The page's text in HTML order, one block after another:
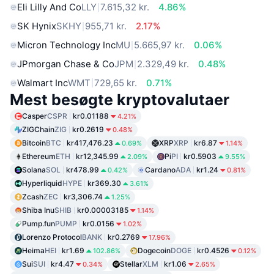
Eli Lilly And CoLLY 7.615,32 kr.
4.86%
SK HynixSKHY 955,71 kr.
2.17%
Micron Technology IncMU 5.665,97 kr.
0.06%
JPmorgan Chase & CoJPM 2.329,49 kr.
0.48%
Walmart IncWMT 729,65 kr. 0.71%
Mest besøgte kryptovalutaer
CasperCSPR kr0.01188 4.21%
ZIGChainZIG kr0.2619 0.48%
BitcoinBTC kr417,476.23 0.69% XRPXRP kr6.87 1.14%
EthereumETH kr12,345.99 2.09% PiPI kr0.5903 9.55%
SolanaSOL kr478.99 0.42% CardanoADA kr1.24 0.81%
HyperliquidHYPE kr369.30 3.61%
ZcashZEC kr3,306.74 1.25%
Shiba InuSHIB kr0.00003185 1.14%
Pump.funPUMP kr0.0156 1.02%
Lorenzo ProtocolBANK kr0.2769 17.96%
HeimaHEI kr1.69 102.86% DogecoinDOGE kr0.4526 0.12%
SuiSUI kr4.47 0.34% StellarXLM kr1.06 2.65%